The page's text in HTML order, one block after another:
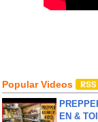
Popular Videos
EN &